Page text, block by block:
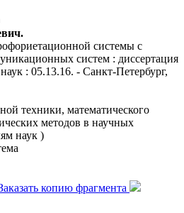
системы с
систем : диссертация
: 05.13.16. - Санкт-Петербург,
техники, математического
методов в научных
наук )
копию фрагмента